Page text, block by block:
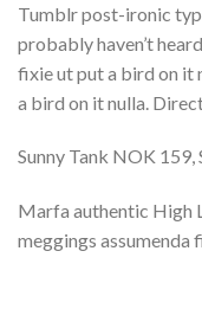
Tumblr post-ironic
probably haven’t
fixie ut put a bird on it
a bird on it nulla.
Sunny Tank NOK 159,
Marfa authentic High
meggings